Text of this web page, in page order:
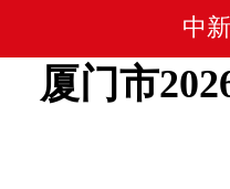
中
厦门市